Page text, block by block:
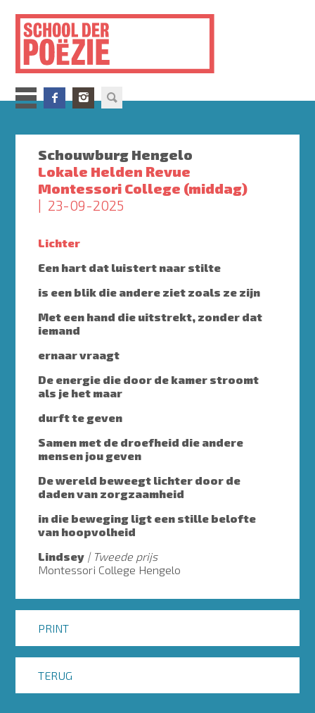
inhoud
gaan
Schouwburg Hengelo
Lokale Helden Revue
Montessori College (middag)
23-09-2025
Lichter
Een hart dat luistert naar stilte
is een blik die andere ziet zoals ze zijn
Met een hand die uitstrekt, zonder dat
iemand
ernaar vraagt
De energie die door de kamer stroomt
als je het maar
durft te geven
Samen met de droefheid die andere
mensen jou geven
De wereld beweegt lichter door de
daden van zorgzaamheid
in die beweging ligt een stille belofte
van hoopvolheid
Lindsey
Tweede prijs
Montessori College Hengelo
PRINT
TERUG